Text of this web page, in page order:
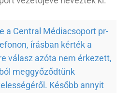
a Central Médiacsoport pr-
írásban kérték a
válasz azóta nem érkezett,
meggyőződtünk
Később annyit